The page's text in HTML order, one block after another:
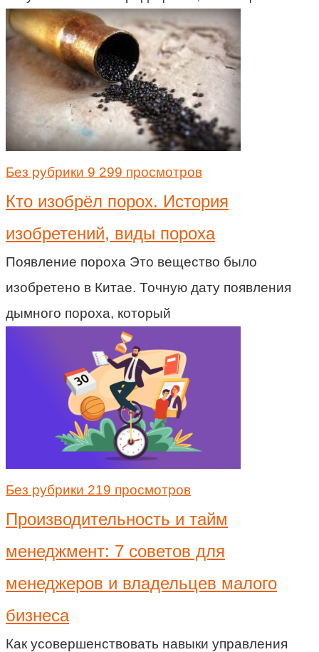
Без рубрики 9 299 просмотров
Кто изобрёл порох. История
изобретений, виды пороха
Появление пороха Это вещество было
изобретено в Китае. Точную дату появления
дымного пороха, который
Без рубрики 219 просмотров
Производительность и тайм
менеджмент: 7 советов для
менеджеров и владельцев малого
бизнеса
Как усовершенствовать навыки управления